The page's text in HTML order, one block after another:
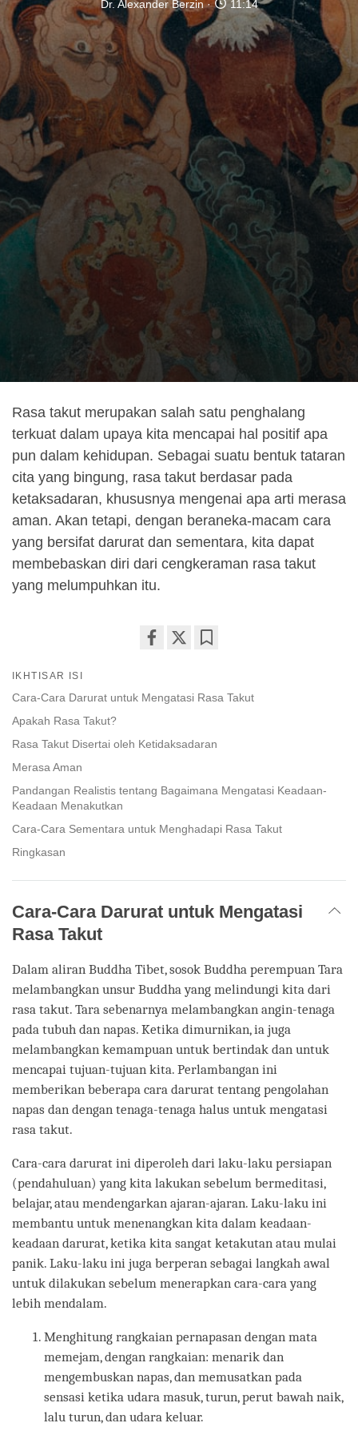
Dr. Alexander Berzin 11:14
Rasa takut merupakan salah satu penghalang
terkuat dalam upaya kita mencapai hal positif apa
pun dalam kehidupan. Sebagai suatu bentuk tataran
cita yang bingung, rasa takut berdasar pada
ketaksadaran, khususnya mengenai apa arti merasa
aman. Akan tetapi, dengan beraneka-macam cara
yang bersifat darurat dan sementara, kita dapat
membebaskan diri dari cengkeraman rasa takut
yang melumpuhkan itu.
facebook
IKHTISAR ISI
Cara-Cara Darurat untuk Mengatasi Rasa Takut
Apakah Rasa Takut?
Rasa Takut Disertai oleh Ketidaksadaran
Merasa Aman
Pandangan Realistis tentang Bagaimana Mengatasi Keadaan-
Keadaan Menakutkan
Cara-Cara Sementara untuk Menghadapi Rasa Takut
Ringkasan
Cara-Cara Darurat untuk Mengatasi
Rasa Takut
Dalam aliran Buddha Tibet, sosok Buddha perempuan Tara
melambangkan unsur Buddha yang melindungi kita dari
rasa takut. Tara sebenarnya melambangkan angin-tenaga
pada tubuh dan napas. Ketika dimurnikan, ia juga
melambangkan kemampuan untuk bertindak dan untuk
mencapai tujuan-tujuan kita. Perlambangan ini
memberikan beberapa cara darurat tentang pengolahan
napas dan dengan tenaga-tenaga halus untuk mengatasi
rasa takut.
Cara-cara darurat ini diperoleh dari laku-laku persiapan
(pendahuluan) yang kita lakukan sebelum bermeditasi,
belajar, atau mendengarkan ajaran-ajaran. Laku-laku ini
membantu untuk menenangkan kita dalam keadaan-
keadaan darurat, ketika kita sangat ketakutan atau mulai
panik. Laku-laku ini juga berperan sebagai langkah awal
untuk dilakukan sebelum menerapkan cara-cara yang
lebih mendalam.
Menghitung rangkaian pernapasan dengan mata
memejam, dengan rangkaian: menarik dan
mengembuskan napas, dan memusatkan pada
sensasi ketika udara masuk, turun, perut bawah naik,
lalu turun, dan udara keluar.